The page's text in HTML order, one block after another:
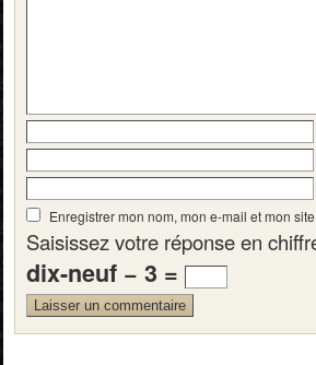
Enregistrer mon nom, mon e-mail et mon
Saisissez votre réponse en
dix-neuf − 3 =